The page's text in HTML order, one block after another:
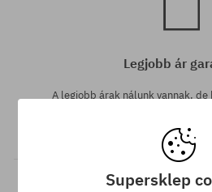
Legjobb ár
A legjobb árak nálunk vannak, de
akkor csak neked
Supersklep